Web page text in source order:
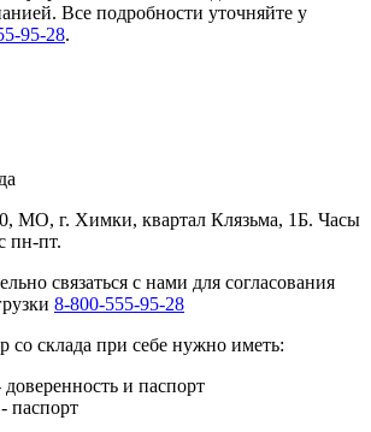
Все подробности уточняйте у
95-28.
МО, г. Химки, квартал Клязьма, 1Б. Часы
пн-пт.
связаться с нами для согласования
8-800-555-95-28
со склада при себе нужно иметь:
и паспорт
паспорт